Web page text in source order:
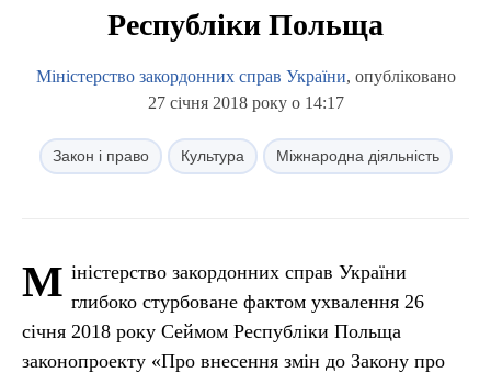
Республіки Польща
Міністерство закордонних справ України, опубліковано
27 січня 2018 року о 14:17
Закон і право Культура Міжнародна діяльність
М іністерство закордонних справ України
глибоко стурбоване фактом ухвалення 26
січня 2018 року Сеймом Республіки Польща
законопроекту «Про внесення змін до Закону про